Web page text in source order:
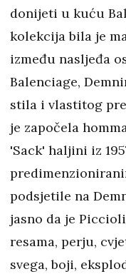
donijeti u kuću
kolekcija bila je
između nasljeđa
Balenciage,
stila i vlastitog
je započela
'Sack' haljini iz
podsjetile na
jasno da je
resama, perju,
svega, boji,